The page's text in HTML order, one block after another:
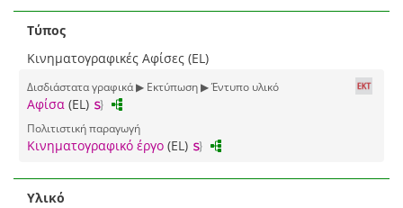
Τύπος
Κινηματογραφικές Αφίσες (EL)
Δισδιάστατα γραφικά ▶ Εκτύπωση ▶ Έντυπο υλικό
Αφίσα (EL)
Πολιτιστική παραγωγή
Κινηματογραφικό έργο (EL)
Υλικό